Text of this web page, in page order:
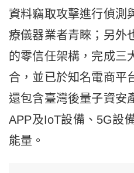
資料竊取攻擊進行偵測
療儀器業者青睞；另外
的零信任架構，完成三
合，並已於知名電商平
還包含臺灣後量子資安
APP及IoT設備、5G設
能量。